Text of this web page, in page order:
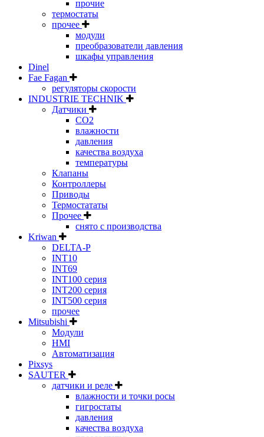
прочие
термостаты
прочее
модули
преобразователи давления
шкафы управления
Dinel
Fae Fagan
регуляторы скорости
INDUSTRIE TECHNIK
Датчики
CO2
влажности
давления
качества воздуха
температуры
Клапаны
Контроллеры
Приводы
Термостататы
Прочее
снято с производства
Kriwan
DELTA-P
INT10
INT69
INT100 серия
INT200 серия
INT500 серия
прочее
Mitsubishi
Модули
HMI
Автоматизация
Pixsys
SAUTER
датчики и реле
влажности и точки росы
гигростаты
давления
качества воздуха